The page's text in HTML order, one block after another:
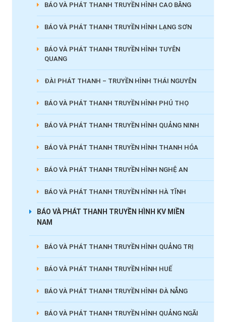
BÁO VÀ PHÁT THANH TRUYỀN HÌNH CAO BẰNG
BÁO VÀ PHÁT THANH TRUYỀN HÌNH LẠNG SƠN
BÁO VÀ PHÁT THANH TRUYỀN HÌNH TUYÊN
QUANG
ĐÀI PHÁT THANH – TRUYỀN HÌNH THÁI NGUYÊN
BÁO VÀ PHÁT THANH TRUYỀN HÌNH PHÚ THỌ
BÁO VÀ PHÁT THANH TRUYỀN HÌNH QUẢNG NINH
BÁO VÀ PHÁT THANH TRUYỀN HÌNH THANH HÓA
BÁO VÀ PHÁT THANH TRUYỀN HÌNH NGHỆ AN
BÁO VÀ PHÁT THANH TRUYỀN HÌNH HÀ TĨNH
BÁO VÀ PHÁT THANH TRUYỀN HÌNH KV MIỀN
NAM
BÁO VÀ PHÁT THANH TRUYỀN HÌNH QUẢNG TRỊ
BÁO VÀ PHÁT THANH TRUYỀN HÌNH HUẾ
BÁO VÀ PHÁT THANH TRUYỀN HÌNH ĐÀ NẴNG
BÁO VÀ PHÁT THANH TRUYỀN HÌNH QUẢNG NGÃI